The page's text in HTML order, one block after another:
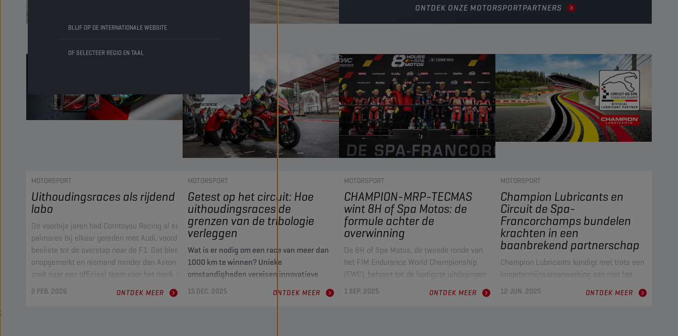
BLIJF OP DE INTERNATIONALE WEBSITE
OF SELECTEER REGIO EN TAAL
ONTDEK ONZE MOTORSPORTPARTNERS
MOTORSPORT
Uithoudingsraces als rijdend
labo
De voorbije jaren had Comtoyou Racing al een respectabel
palmares bij elkaar gereden met Audi, voordat het merk
besliste tot de overstap naar de F1. Dat bleef niet
onopgemerkt en niemand minder dan Aston Martin was op
zoek naar een officieel team voor het merk. Dat leidde tot
het beschrijven van een nieuwe blanco pagina in de
analen van het Belgische raceteam, met vanaf 2024
2 FEB. 2026 ONTDEK MEER
MOTORSPORT
Getest op het circuit: Hoe
uithoudingsraces de
grenzen van de tribologie
verleggen
Wat is er nodig om een race van meer dan
1000 km te winnen? Unieke
omstandigheden vereisen innovatieve
oplossingen, wat heeft geleid tot de
ontwikkeling van een baanbrekend
15 DEC. 2025 ONTDEK MEER
MOTORSPORT
CHAMPION-MRP-TECMAS
wint 8H of Spa Motos: de
formule achter de
overwinning
De 8H of Spa Motos, de tweede ronde van
het FIM Endurance World Championship
(EWC), behoort tot de lastigste uitdagingen
in de endurance motorsport. Met een
afstand van 1300 kilometer en 60% volgas
1 SEP. 2025 ONTDEK MEER
MOTORSPORT
Champion Lubricants en
Circuit de Spa-
Francorchamps bundelen
krachten in een
baanbrekend partnerschap
Champion Lubricants kondigt met trots een
langetermijnsamenwerking aan met het
iconische Circuit de Spa-Francorchamps.
Deze strategische alliantie markeert een
12 JUN. 2025 ONTDEK MEER
;